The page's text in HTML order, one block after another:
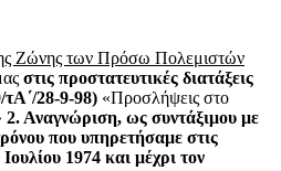
Ζώνης των Πρόσω Πολεμιστών
στις προστατευτικές διατάξεις
28-9-98) «Προσλήψεις στο
2. Αναγνώριση, ως συντάξιμου με
που υπηρετήσαμε στις
1974 και μέχρι τον